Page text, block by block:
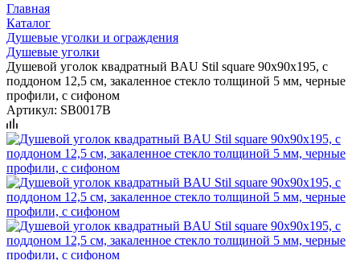
Главная
Каталог
Душевые уголки и ограждения
Душевые уголки
Душевой уголок квадратный BAU Stil square 90х90х195, с
поддоном 12,5 см, закаленное стекло толщиной 5 мм, черные
профили, с сифоном
Артикул: SB0017B